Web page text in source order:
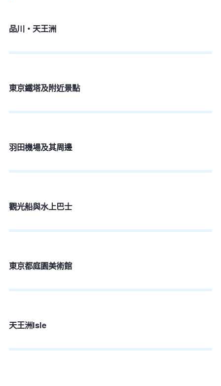
品川・天王洲
東京鐵塔及附近景點
羽田機場及其周邊
觀光船與水上巴士
東京都庭園美術館
天王洲Isle